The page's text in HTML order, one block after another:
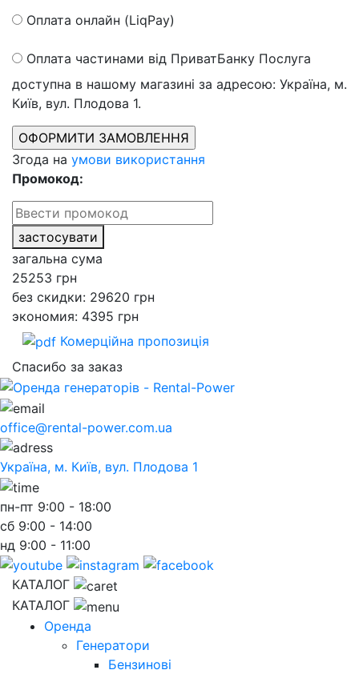
Оплата онлайн (LiqPay)
Оплата частинами від ПриватБанку Послуга
доступна в нашому магазині за адресою: Україна, м.
Київ, вул. Плодова 1.
Згода на умови використання
Промокод:
застосувати
загальна сума
25253 грн
без скидки: 29620 грн
экономия: 4395 грн
Комерційна пропозиція
Спасибо за заказ
office@rental-power.com.ua
Україна, м. Київ, вул. Плодова 1
пн-пт 9:00 - 18:00
сб 9:00 - 14:00
нд 9:00 - 11:00
КАТАЛОГ
КАТАЛОГ
Оренда
Генератори
Бензинові